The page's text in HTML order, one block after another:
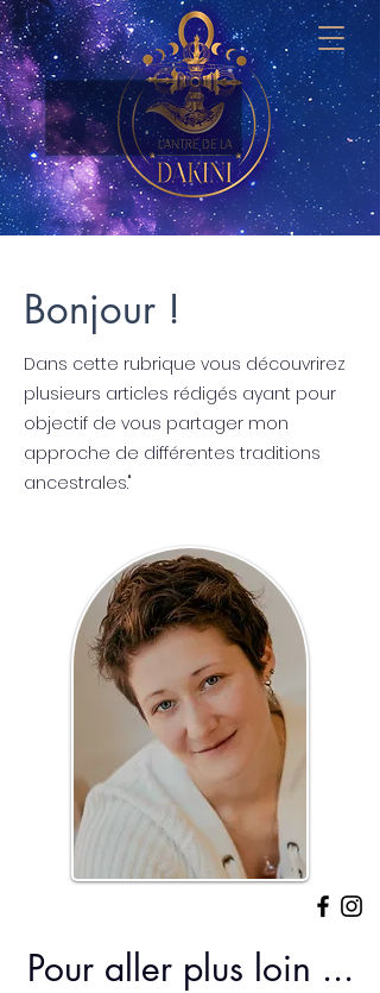
Bonjour !
Dans cette rubrique vous découvrirez
plusieurs articles rédigés ayant pour
objectif de vous partager mon
approche de différentes traditions
ancestrales."
Pour aller plus loin ...